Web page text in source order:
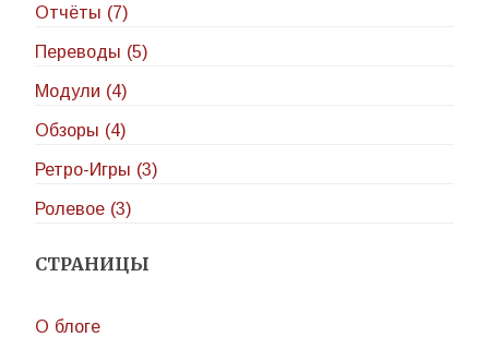
Отчёты (7)
Переводы (5)
Модули (4)
Обзоры (4)
Ретро-Игры (3)
Ролевое (3)
СТРАНИЦЫ
О блоге